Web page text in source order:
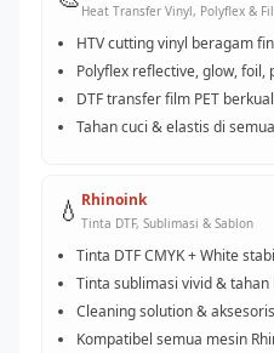
Heat Transfer Vinyl, Polyflex &
HTV cutting vinyl beragam
Polyflex reflective, glow, foil,
DTF transfer film PET
Tahan cuci & elastis di
💧 Rhinoink
Tinta DTF, Sublimasi & Sablon
Tinta DTF CMYK + White
Tinta sublimasi vivid & tahan
Cleaning solution &
Kompatibel semua mesin